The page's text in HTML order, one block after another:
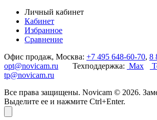
Личный кабинет
Кабинет
Избранное
Сравнение
Офис продаж, Москва: +7 495 648-60-70, 8
opt@novicam.ru Техподдержка: Max
tp@novicam.ru
Все права защищены. Novicam © 2026.
Выделите ее и нажмите Ctrl+Enter.